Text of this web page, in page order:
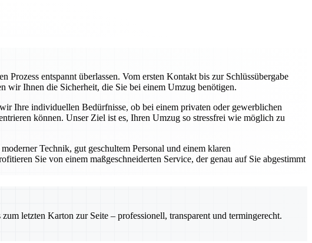
entspannt überlassen. Vom ersten Kontakt bis zur Schlüssübergabe
wir Ihnen die Sicherheit, die Sie bei einem Umzug benötigen.
Ihre individuellen Bedürfnisse, ob bei einem privaten oder gewerblichen
können. Unser Ziel ist es, Ihren Umzug so stressfrei wie möglich zu
Technik, gut geschultem Personal und einem klaren
Sie von einem maßgeschneiderten Service, der genau auf Sie abgestimmt
letzten Karton zur Seite – professionell, transparent und termingerecht.